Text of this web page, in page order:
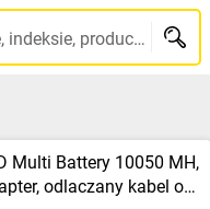
Szukaj po nazwie, indeksie, producencie, kodzie kreskowym...
Multi Battery 10050 MH,
odlaczany kabel o